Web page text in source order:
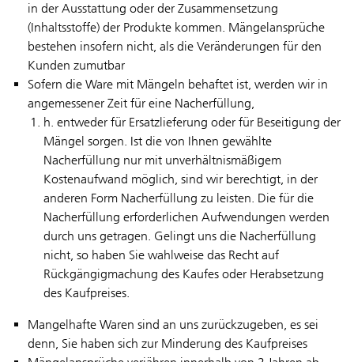
in der Ausstattung oder der Zusammensetzung
(Inhaltsstoffe) der Produkte kommen. Mängelansprüche
bestehen insofern nicht, als die Veränderungen für den
Kunden zumutbar
Sofern die Ware mit Mängeln behaftet ist, werden wir in
angemessener Zeit für eine Nacherfüllung,
h. entweder für Ersatzlieferung oder für Beseitigung der
Mängel sorgen. Ist die von Ihnen gewählte
Nacherfüllung nur mit unverhältnismäßigem
Kostenaufwand möglich, sind wir berechtigt, in der
anderen Form Nacherfüllung zu leisten. Die für die
Nacherfüllung erforderlichen Aufwendungen werden
durch uns getragen. Gelingt uns die Nacherfüllung
nicht, so haben Sie wahlweise das Recht auf
Rückgängigmachung des Kaufes oder Herabsetzung
des Kaufpreises.
Mangelhafte Waren sind an uns zurückzugeben, es sei
denn, Sie haben sich zur Minderung des Kaufpreises